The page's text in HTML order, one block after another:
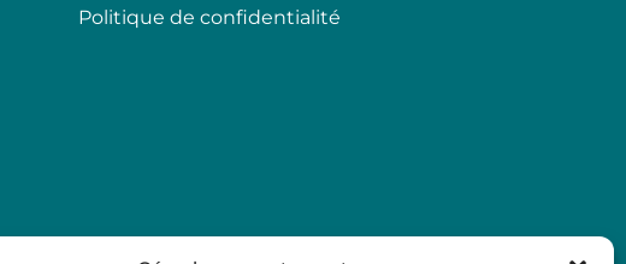
Politique de confidentialité